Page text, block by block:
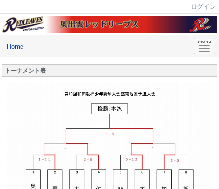
ログイン
Home
トーナメント表